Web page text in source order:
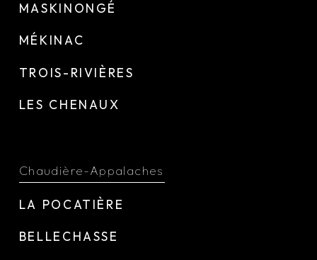
MASKINONGÉ
MÉKINAC
TROIS-RIVIÈRES
LES CHENAUX
Chaudière-Appalaches
LA POCATIÈRE
BELLECHASSE